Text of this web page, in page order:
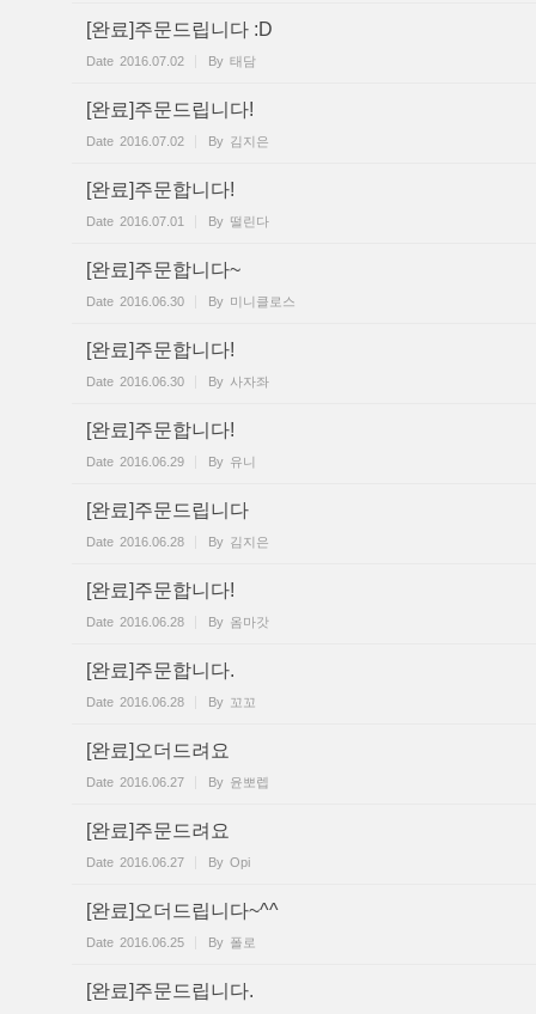
[완료]주문드립니다 :D
Date 2016.07.02 By 태담
[완료]주문드립니다!
Date 2016.07.02 By 김지은
[완료]주문합니다!
Date 2016.07.01 By 떨린다
[완료]주문합니다~
Date 2016.06.30 By 미니클로스
[완료]주문합니다!
Date 2016.06.30 By 사자좌
[완료]주문합니다!
Date 2016.06.29 By 유니
[완료]주문드립니다
Date 2016.06.28 By 김지은
[완료]주문합니다!
Date 2016.06.28 By 옴마갓
[완료]주문합니다.
Date 2016.06.28 By 꼬꼬
[완료]오더드려요
Date 2016.06.27 By 윤뽀렙
[완료]주문드려요
Date 2016.06.27 By Opi
[완료]오더드립니다~^^
Date 2016.06.25 By 폴로
[완료]주문드립니다.